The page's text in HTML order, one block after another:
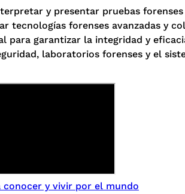
y presentar pruebas
tecnologías forenses avanzadas y
para garantizar la integridad y
laboratorios forenses y el
conocer y vivir por el mundo